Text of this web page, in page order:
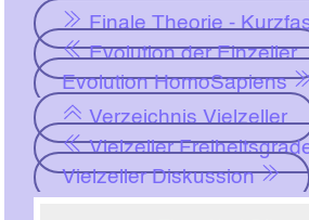
Finale Theorie -
Evolution der Einzeller
Evolution HomoSapiens
Verzeichnis Vielzeller
Vielzeller
Vielzeller Diskussion